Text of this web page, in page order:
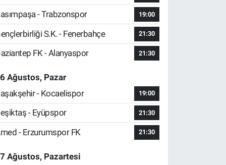
- Trabzonspor 19:00
S.K. - Fenerbahçe 21:30
FK - Alanyaspor 21:30
Ağustos, Pazar
- Kocaelispor
19:00
- Eyüpspor 21:30
- Erzurumspor FK 21:30
Ağustos, Pazartesi